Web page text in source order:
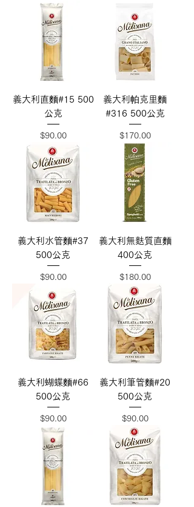
義大利直麵#15 500
公克
價格
$90.00
義大利帕克里麵
#316 500公克
價格
$170.00
義大利水管麵#37
500公克
價格
$90.00
義大利無麩質直麵
400公克
價格
$180.00
義大利蝴蝶麵#66
500公克
價格
$90.00
義大利筆管麵#20
500公克
價格
$90.00